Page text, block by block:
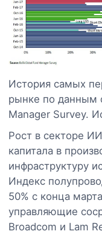
История самых
рынке по данным
Manager Survey.
Рост в секторе
капитала в
инфраструктуру
Индекс
50% с конца
управляющие
Broadcom и Lam